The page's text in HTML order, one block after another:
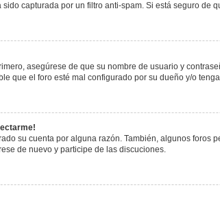
capturada por un filtro anti-spam. Si está seguro
asegúrese de que su nombre de usuario y
que el foro esté mal configurado por su dueño y/o
su cuenta por alguna razón. También, algunos
de nuevo y participe de las discuciones.